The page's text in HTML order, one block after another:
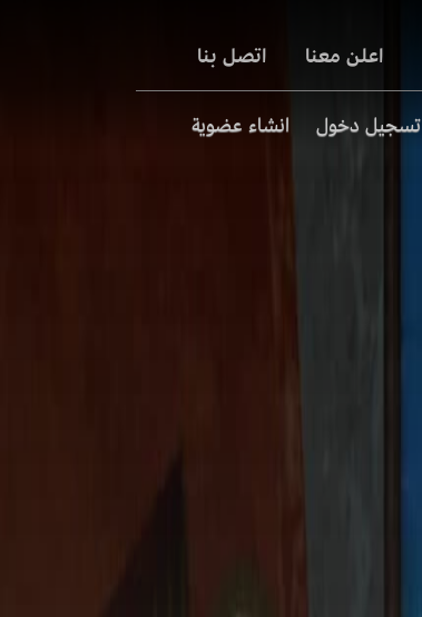
اعلن معنا اتصل بنا
تسجيل دخول انشاء عضوية